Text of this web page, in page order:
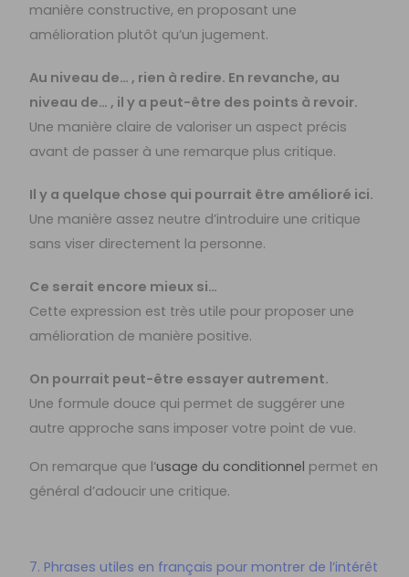
manière constructive, en proposant une
amélioration plutôt qu’un jugement.
Au niveau de… , rien à redire. En revanche, au
niveau de… , il y a peut-être des points à revoir.
Une manière claire de valoriser un aspect précis
avant de passer à une remarque plus critique.
Il y a quelque chose qui pourrait être amélioré ici.
Une manière assez neutre d’introduire une critique
sans viser directement la personne.
Ce serait encore mieux si…
Cette expression est très utile pour proposer une
amélioration de manière positive.
On pourrait peut-être essayer autrement.
Une formule douce qui permet de suggérer une
autre approche sans imposer votre point de vue.
On remarque que l’usage du conditionnel permet en
général d’adoucir une critique.
7. Phrases utiles en français pour montrer de l’intérêt